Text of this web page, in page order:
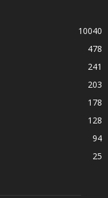
10040
478
241
203
178
128
94
25